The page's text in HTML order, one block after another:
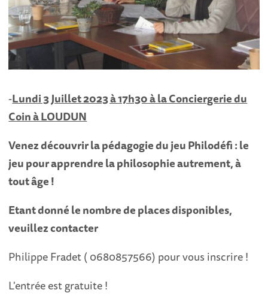
-Lundi 3 Juillet 2023 à 17h30 à la Conciergerie du
Coin à LOUDUN
Venez découvrir la pédagogie du jeu Philodéfi : le
jeu pour apprendre la philosophie autrement, à
tout âge !
Etant donné le nombre de places disponibles,
veuillez contacter
Philippe Fradet ( 0680857566) pour vous inscrire !
L'entrée est gratuite !